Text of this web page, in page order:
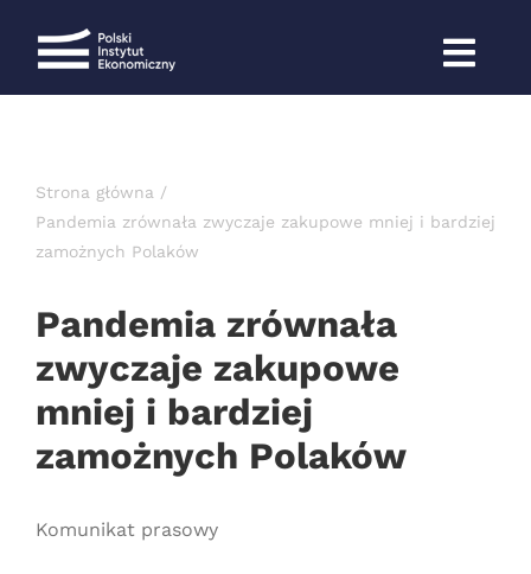
Strona główna
Pandemia zrównała zwyczaje zakupowe mniej i bardziej
zamożnych Polaków
Pandemia zrównała
zwyczaje zakupowe
mniej i bardziej
zamożnych Polaków
Komunikat prasowy